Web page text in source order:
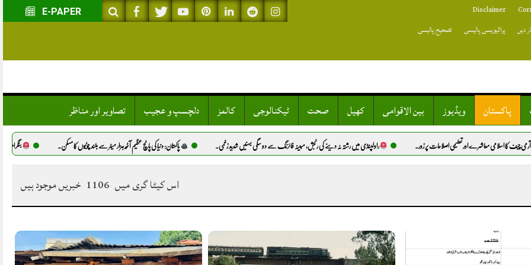
E-PAPER
Disclaimer
دیں پرائیویسی پالیسی
تصحیح پالیسی
پاکستان ویڈیوز بین الاقوامی کھیل صحت ٹیکنالوجی کالمز دلچسپ و عجیب تصاویر اور مناظر
معاشرے اور تعلیمی اصلاحات پر زور. راولپنڈی میں رشتہ نہ دینے کی رنجش، مبینہ فائرنگ سے دو سگی بہنیں شدید زخمی. پاکستان: دنیا کی پانچ عظیم آٹھ ہزار میٹر سے بلند چوٹیوں کا مسکن. بٹگرام میں ذہنی معذور
اس کیٹا گری میں 1106 خبریں موجود ہیں